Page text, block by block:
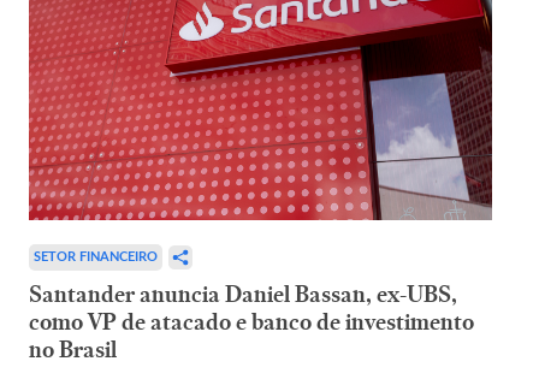
SETOR FINANCEIRO
Santander anuncia Daniel Bassan, ex-UBS,
como VP de atacado e banco de investimento
no Brasil